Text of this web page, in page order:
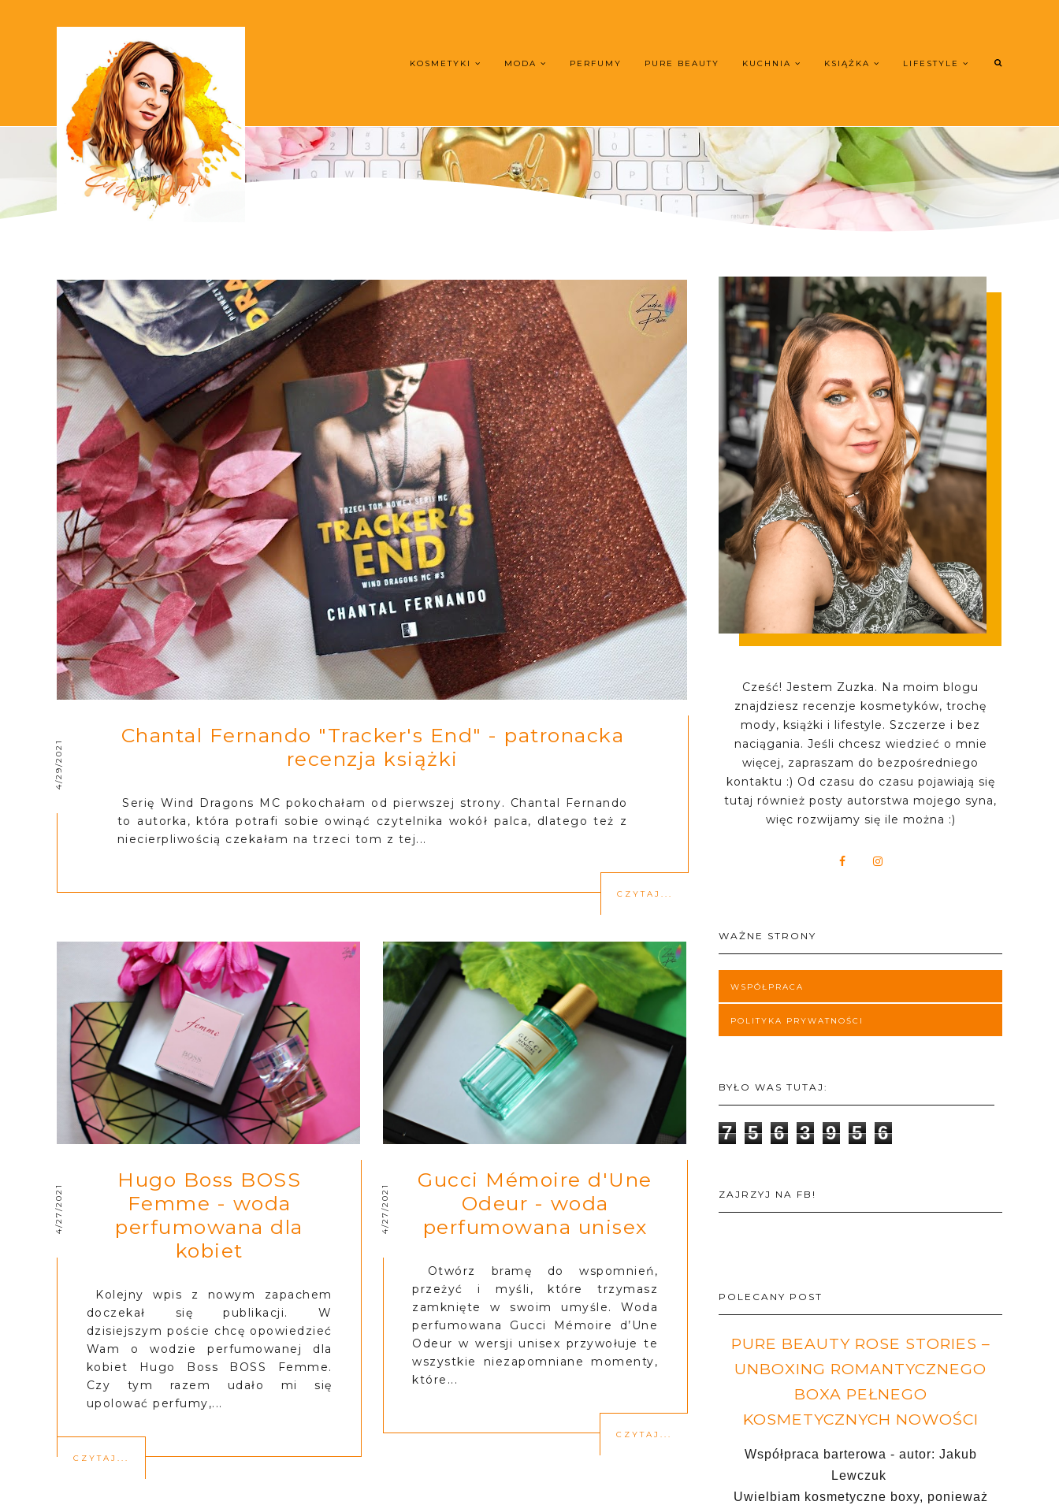
KOSMETYKI MODA PERFUMY PURE BEAUTY KUCHNIA KSIĄŻKA LIFESTYLE
4/29/2021
Chantal Fernando "Tracker's End" - patronacka
recenzja książki
Serię Wind Dragons MC pokochałam od pierwszej strony. Chantal Fernando
to autorka, która potrafi sobie owinąć czytelnika wokół palca, dlatego też z
niecierpliwością czekałam na trzeci tom z tej...
CZYTAJ...
4/27/2021
Hugo Boss BOSS
Femme - woda
perfumowana dla
kobiet
Kolejny wpis z nowym zapachem
doczekał się publikacji. W
dzisiejszym poście chcę opowiedzieć
Wam o wodzie perfumowanej dla
kobiet Hugo Boss BOSS Femme.
Czy tym razem udało mi się
upolować perfumy,...
CZYTAJ...
4/27/2021
Gucci Mémoire d'Une
Odeur - woda
perfumowana unisex
Otwórz bramę do wspomnień,
przeżyć i myśli, które trzymasz
zamknięte w swoim umyśle. Woda
perfumowana Gucci Mémoire d’Une
Odeur w wersji unisex przywołuje te
wszystkie niezapomniane momenty,
które...
CZYTAJ...
Cześć! Jestem Zuzka. Na moim blogu
znajdziesz recenzje kosmetyków, trochę
mody, książki i lifestyle. Szczerze i bez
naciągania. Jeśli chcesz wiedzieć o mnie
więcej, zapraszam do bezpośredniego
kontaktu :) Od czasu do czasu pojawiają się
tutaj również posty autorstwa mojego syna,
więc rozwijamy się ile można :)
WAŻNE STRONY
WSPÓŁPRACA
POLITYKA PRYWATNOŚCI
BYŁO WAS TUTAJ:
7 5 6 3 9 5 6
ZAJRZYJ NA FB!
POLECANY POST
PURE BEAUTY ROSE STORIES –
UNBOXING ROMANTYCZNEGO
BOXA PEŁNEGO
KOSMETYCZNYCH NOWOŚCI
Współpraca barterowa - autor: Jakub
Lewczuk
Uwielbiam kosmetyczne boxy, ponieważ